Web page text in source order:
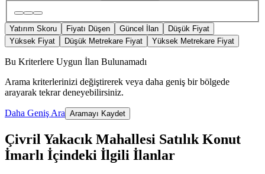
Yatırım Skoru Fiyatı Düşen Güncel İlan
Düşük Fiyat
Yüksek Fiyat
Düşük Metrekare Fiyat Yüksek Metrekare Fiyat
Bu Kriterlere Uygun İlan Bulunamadı
Arama kriterlerinizi değiştirerek veya daha geniş bir bölgede
arayarak tekrar deneyebilirsiniz.
Daha Geniş Ara Aramayı Kaydet
Çivril Yakacık Mahallesi Satılık Konut
İmarlı İçindeki İlgili İlanlar